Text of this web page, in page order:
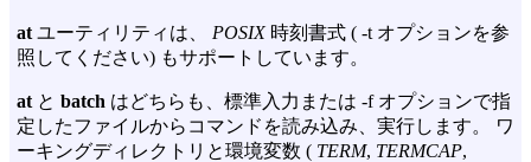
at ユーティリティは、 POSIX時刻書式 ( -t オプションを参
照してください) もサポートしています。
at と batch はどちらも、標準入力または -fオプションで指
定したファイルからコマンドを読み込み、実行します。 ワ
ーキングディレクトリと環境変数 ( TERM, TERMCAP,